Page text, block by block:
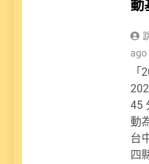
動
ago
45
動
台
四